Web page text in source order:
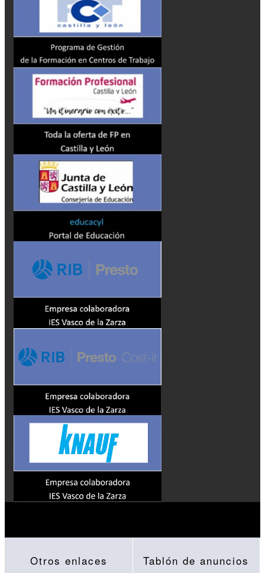
Otros enlaces Tablón de anuncios